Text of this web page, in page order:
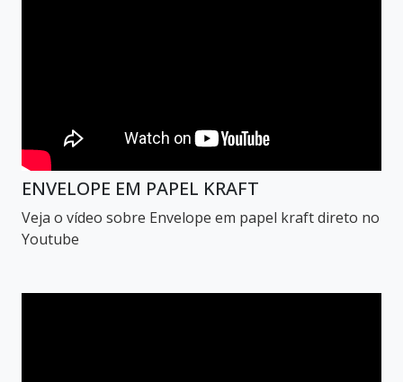
ENVELOPE EM PAPEL KRAFT
Veja o vídeo sobre Envelope em papel kraft direto no
Youtube